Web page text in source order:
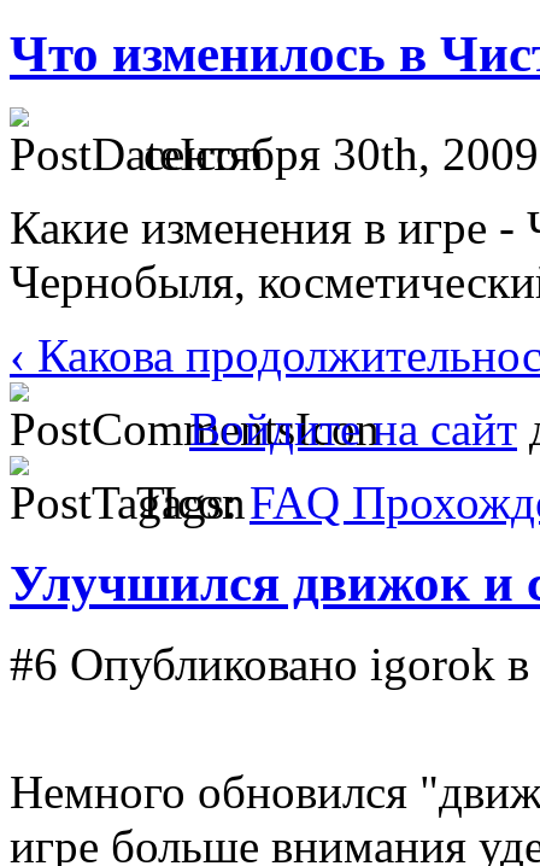
Что изменилось в
сентября 30th,
Какие изменения в игре -
Чернобыля,
‹ Какова
Войдите на сайт
Tags:FAQ
Улучшился движок и
#6 Опубликовано igorok
Немного обновился
игре больше внимания